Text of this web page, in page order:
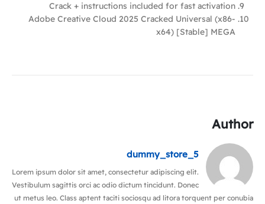
Crack + instructions included for fast activation
Adobe Creative Cloud 2025 Cracked Universal (x86-
x64) [Stable] MEGA
Author
dummy_store_5
Lorem ipsum dolor sit amet, consectetur adipiscing elit.
Vestibulum sagittis orci ac odio dictum tincidunt. Donec
ut metus leo. Class aptent taciti sociosqu ad litora torquent per conubia